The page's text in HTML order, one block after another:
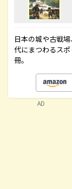
日本の城や古戦
代にまつわるス
冊。
AD